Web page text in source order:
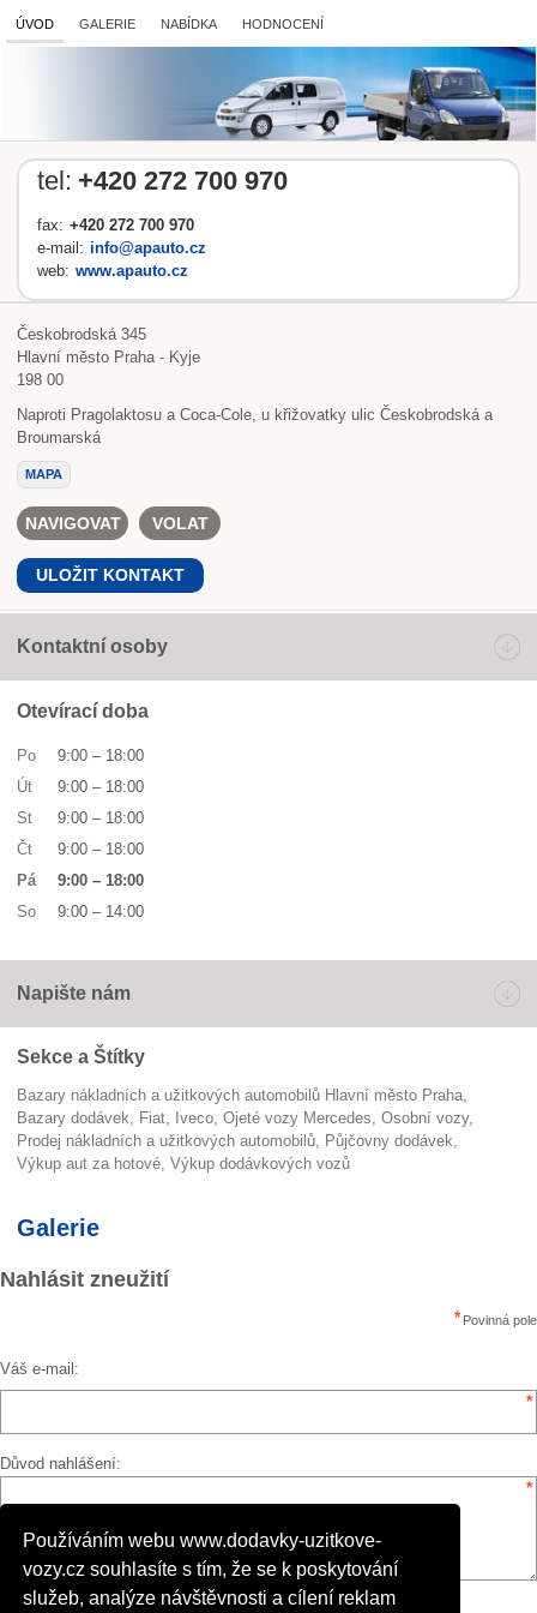
Používáním webu www.dodavky-uzitkove-
vozy.cz souhlasíte s tím, že se k poskytování
služeb, analýze návštěvnosti a cílení reklam
ÚVOD GALERIE NABÍDKA HODNOCENÍ
tel: +420 272 700 970
fax: +420 272 700 970
e-mail: info@apauto.cz
web: www.apauto.cz
Českobrodská 345
Hlavní město Praha - Kyje
198 00
Naproti Pragolaktosu a Coca-Cole, u křižovatky ulic Českobrodská a
Broumarská
MAPA
NAVIGOVAT VOLAT
ULOŽIT KONTAKT
Kontaktní osoby
Otevírací doba
Po 9:00 – 18:00
Út
9:00 – 18:00
St
9:00 – 18:00
Čt
9:00 – 18:00
Pá
9:00 – 18:00
So
9:00 – 14:00
Napište nám
Sekce a Štítky
Bazary nákladních a užitkových automobilů Hlavní město Praha
bazary dodávek
Fiat Iveco ojeté vozy Mercedes
osobní vozy
Prodej nákladních a užitkových automobilů
půjčovny dodávek
výkup aut za hotové
výkup dodávkových vozů
Galerie
Nahlásit zneužití
Povinná pole
Váš e-mail:
Důvod nahlášení: